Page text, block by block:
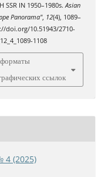
SSR IN 1950–1980s.Asian
Panorama", 12(4), 1089–
doi.org/10.51943/2710-
1108
ссылок
4 (2025)